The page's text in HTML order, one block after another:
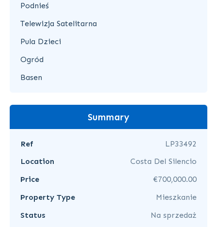
Podnieś
Telewizja Satelitarna
Pula Dzieci
Ogród
Basen
Summary
Ref
LP33492
Location
Costa Del Silencio
Price
€700,000.00
Property Type
Mieszkanie
Status
Na sprzedaż